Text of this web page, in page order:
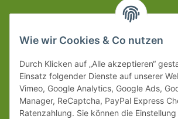
Wie wir Cookies & Co nutzen
Durch Klicken auf „Alle akzeptieren“
Einsatz folgender Dienste auf unserer
Vimeo, Google Analytics, Google Ads,
Manager, ReCaptcha, PayPal Express
Ratenzahlung. Sie können die